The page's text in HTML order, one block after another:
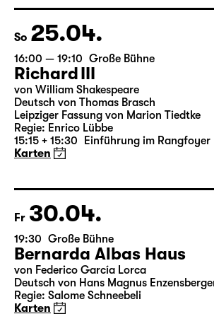
18:45 + 19:00 Einführung im Rangfoyer
Karten
So 25.04.
16:00 — 19:10 Große Bühne
Richard III
von William Shakespeare
Deutsch von Thomas Brasch
15:15 + 15:30 Einführung im Rangfoyer
Karten
Fr 30.04.
19:30 Große Bühne
Bernarda Albas Haus